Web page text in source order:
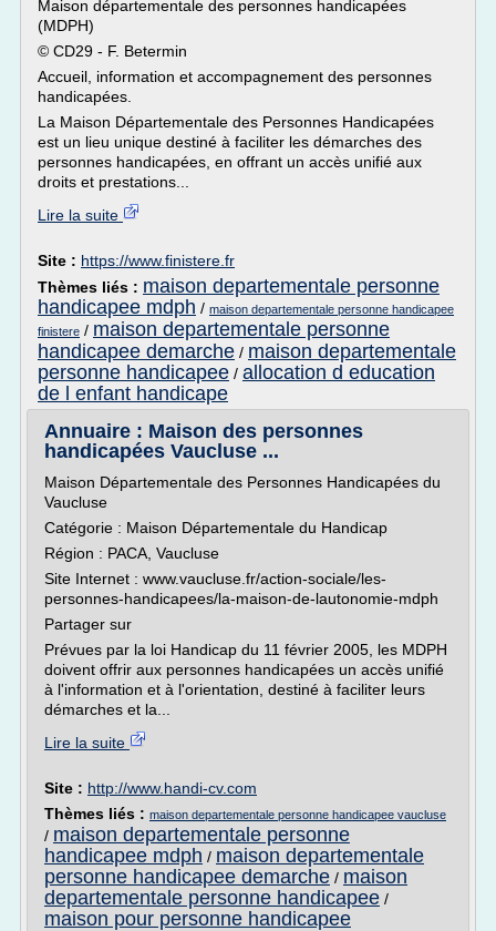
Maison départementale des personnes handicapées
(MDPH)
© CD29 - F. Betermin
Accueil, information et accompagnement des personnes
handicapées.
La Maison Départementale des Personnes Handicapées
est un lieu unique destiné à faciliter les démarches des
personnes handicapées, en offrant un accès unifié aux
droits et prestations...
Lire la suite
Site : https://www.finistere.fr
Thèmes liés : maison departementale personne
handicapee mdph / maison departementale personne handicapee
finistere / maison departementale personne
handicapee demarche / maison departementale
personne handicapee / allocation d education
de l enfant handicape
Annuaire : Maison des personnes
handicapées Vaucluse ...
Maison Départementale des Personnes Handicapées du
Vaucluse
Catégorie : Maison Départementale du Handicap
Région : PACA, Vaucluse
Site Internet : www.vaucluse.fr/action-sociale/les-
personnes-handicapees/la-maison-de-lautonomie-mdph
Partager sur
Prévues par la loi Handicap du 11 février 2005, les MDPH
doivent offrir aux personnes handicapées un accès unifié
à l'information et à l'orientation, destiné à faciliter leurs
démarches et la...
Lire la suite
Site : http://www.handi-cv.com
Thèmes liés : maison departementale personne handicapee vaucluse
/ maison departementale personne
handicapee mdph / maison departementale
personne handicapee demarche / maison
departementale personne handicapee /
maison pour personne handicapee